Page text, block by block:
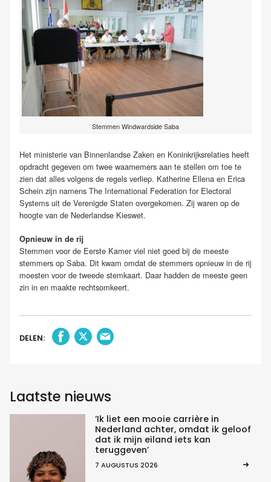
Stemmen Windwardside Saba
Het ministerie van Binnenlandse Zaken en Koninkrijksrelaties heeft
opdracht gegeven om twee waarnemers aan te stellen om toe te
zien dat alles volgens de regels verliep. Katherine Ellena en Erica
Schein zijn namens The International Federation for Electoral
Systems uit de Verenigde Staten overgekomen. Zij waren op de
hoogte van de Nederlandse Kieswet.
Opnieuw in de rij
Stemmen voor de Eerste Kamer viel niet goed bij de meeste
stemmers op Saba. Dit kwam omdat de stemmers opnieuw in de rij
moesten voor de tweede stemkaart. Daar hadden de meeste geen
zin in en maakte rechtsomkeert.
DELEN:
Laatste nieuws
‘Ik liet een mooie carrière in
Nederland achter, omdat ik geloof
dat ik mijn eiland iets kan
teruggeven’
7 AUGUSTUS 2026